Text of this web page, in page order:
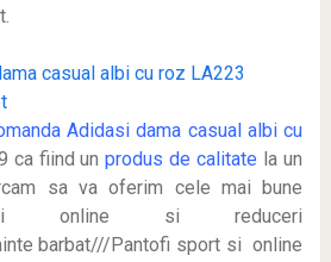
Adidasi dama casual albi cu
ca fiind unprodus de calitate la un
sa va oferim cele mai bune
online si reduceri
barbat///Pantofi sport si online